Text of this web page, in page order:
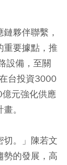
夥伴聯繫，
重要據點，推
設備，至關
台投資3000
元強化供應
。
切。」陳若文
勢的發展，高